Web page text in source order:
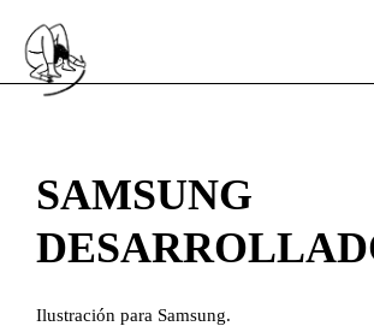
SAMSUNG
Ilustración para Samsung.